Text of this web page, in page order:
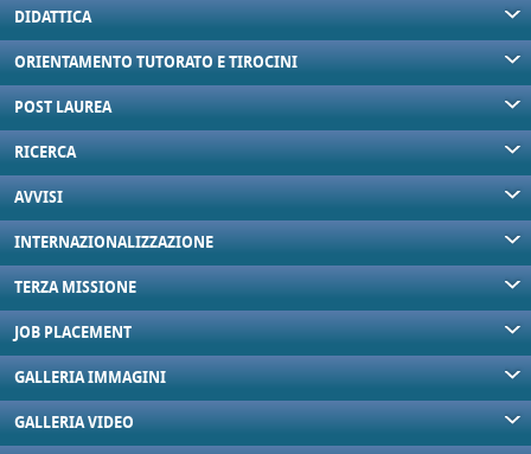
DIDATTICA
ORIENTAMENTO TUTORATO E TIROCINI
POST LAUREA
RICERCA
AVVISI
INTERNAZIONALIZZAZIONE
TERZA MISSIONE
JOB PLACEMENT
GALLERIA IMMAGINI
GALLERIA VIDEO